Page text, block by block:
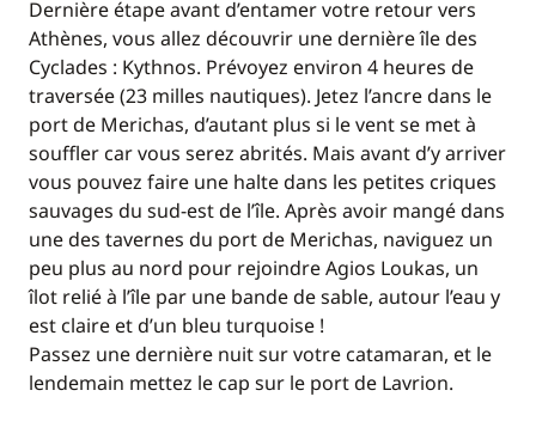
Dernière étape avant d’entamer votre retour vers
Athènes, vous allez découvrir une dernière île des
Cyclades : Kythnos. Prévoyez environ 4 heures de
traversée (23 milles nautiques). Jetez l’ancre dans le
port de Merichas, d’autant plus si le vent se met à
souffler car vous serez abrités. Mais avant d’y arriver
vous pouvez faire une halte dans les petites criques
sauvages du sud-est de l’île. Après avoir mangé dans
une des tavernes du port de Merichas, naviguez un
peu plus au nord pour rejoindre Agios Loukas, un
îlot relié à l’île par une bande de sable, autour l’eau y
est claire et d’un bleu turquoise !
Passez une dernière nuit sur votre catamaran, et le
lendemain mettez le cap sur le port de Lavrion.